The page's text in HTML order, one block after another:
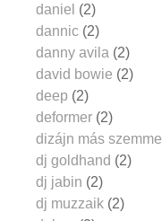
daniel (2)
dannic (2)
danny avila (2)
david bowie (2)
deep (2)
deformer (2)
dizájn más szemmel
dj goldhand (2)
dj jabin (2)
dj muzzaik (2)